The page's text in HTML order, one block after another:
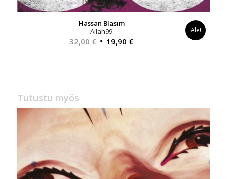
Hassan Blasim
Allah99
32,00€ Alkuperäinen
19,90 €Nykyinen
Ale!
Tutustu myös